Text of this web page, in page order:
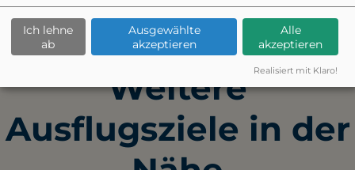
Fehler gefunden? Feedback senden
Weitere
Ausflugsziele in der
Ich lehne
ab
Ausgewählte
akzeptieren
Alle
akzeptieren
Realisiert mit Klaro!